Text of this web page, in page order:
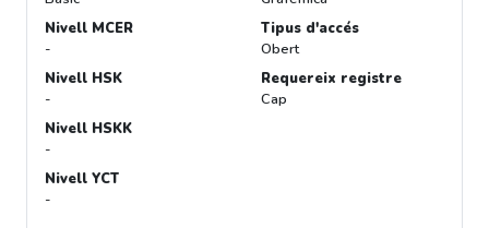
Nivell MCER
-
Nivell HSK
-
Nivell HSKK
-
Nivell YCT
-
Tipus d'accés
Obert
Requereix registre
Cap